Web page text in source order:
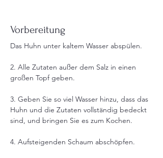
Vorbereitung
Das Huhn unter kaltem Wasser abspülen.
2. Alle Zutaten außer dem Salz in einen
großen Topf geben.
3. Geben Sie so viel Wasser hinzu, dass das
Huhn und die Zutaten vollständig bedeckt
sind, und bringen Sie es zum Kochen.
4. Aufsteigenden Schaum abschöpfen.